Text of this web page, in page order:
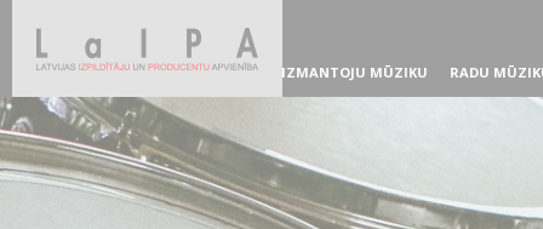
IZMANTOJU MŪZIKU RADU